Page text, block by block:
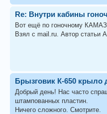
Re: Внутри кабины
Вот ещё по гоночному
Взял с mail.ru. Автор статьи
Брызговик К-650 крыло
Добрый день! Нас часто
штампованных пластин.
Ничего сложного. Смотрите.